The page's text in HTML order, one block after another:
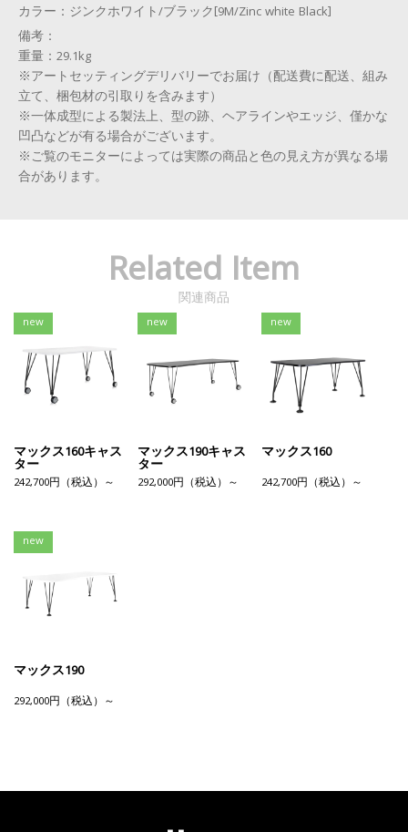
カラー： ジンクホワイト/ブラック[9M/Zinc white Black]
備考：
重量：29.1kg
※アートセッティングデリバリーでお届け（配送費に配送、組み
立て、梱包材の引取りを含みます）
※一体成型による製法上、型の跡、ヘアラインやエッジ、僅かな
凹凸などが有る場合がございます。
※ご覧のモニターによっては実際の商品と色の見え方が異なる場
合があります。
Related Item
関連商品
new
マックス160キャス
ター
242,700円（税込）～
new
マックス190キャス
ター
292,000円（税込）～
new
マックス160
242,700円（税込）～
new
マックス190
292,000円（税込）～